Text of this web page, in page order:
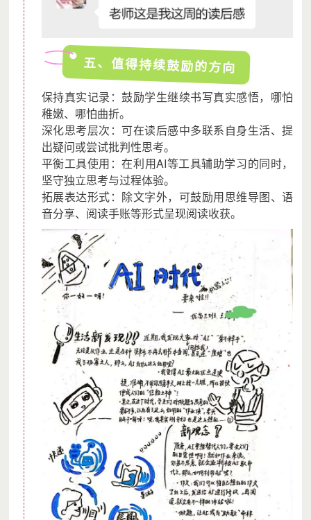
五、值得持续鼓励的方向
保持真实记录：鼓励学生继续书写真实感悟，哪怕
稚嫩、哪怕曲折。
深化思考层次：可在读后感中多联系自身生活、提
出疑问或尝试批判性思考。
平衡工具使用：在利用AI等工具辅助学习的同时，
坚守独立思考与过程体验。
拓展表达形式：除文字外，可鼓励用思维导图、语
音分享、阅读手账等形式呈现阅读收获。